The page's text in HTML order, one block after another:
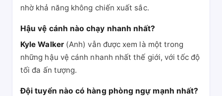
nhờ khả năng không chiến xuất sắc.
Hậu vệ cánh nào chạy nhanh nhất?
Kyle Walker(Anh) vẫn được xem là một trong
những hậu vệ cánh nhanh nhất thế giới, với tốc độ
tối đa ấn tượng.
Đội tuyển nào có hàng phòng ngự mạnh nhất?